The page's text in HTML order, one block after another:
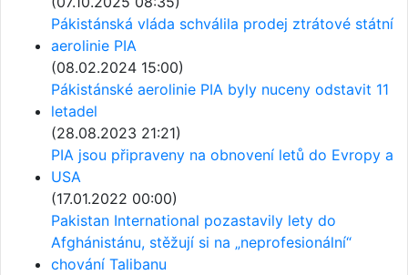
Pákistánská vláda schválila prodej ztrátové státní
aerolinie PIA
(08.02.2024 15:00)
Pákistánské aerolinie PIA byly nuceny odstavit 11
letadel
(28.08.2023 21:21)
PIA jsou připraveny na obnovení letů do Evropy a
USA
(17.01.2022 00:00)
Pakistan International pozastavily lety do
Afghánistánu, stěžují si na „neprofesionální“
chování Talibanu